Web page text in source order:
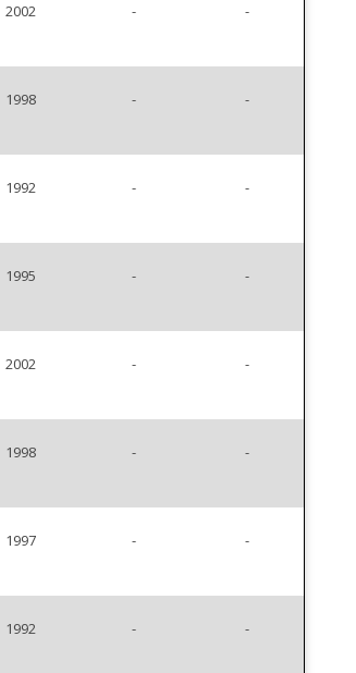
2002 - -
1998 - -
1992 - -
1995 - -
2002 - -
1998 - -
1997 - -
1992 - -